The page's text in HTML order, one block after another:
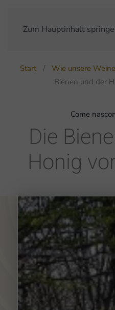
Zum Hauptinhalt
Start Wie unsere
Bienen und der
Come
Die
Honig